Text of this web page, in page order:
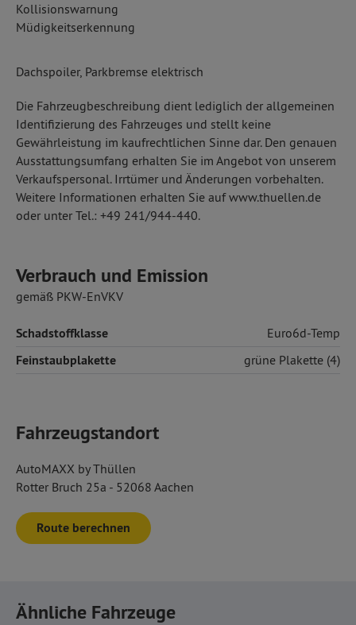
Kollisionswarnung
Müdigkeitserkennung
Dachspoiler, Parkbremse elektrisch
Die Fahrzeugbeschreibung dient lediglich der allgemeinen
Identifizierung des Fahrzeuges und stellt keine
Gewährleistung im kaufrechtlichen Sinne dar. Den genauen
Ausstattungsumfang erhalten Sie im Angebot von unserem
Verkaufspersonal. Irrtümer und Änderungen vorbehalten.
Weitere Informationen erhalten Sie auf www.thuellen.de
oder unter Tel.: +49 241/944-440.
Verbrauch und Emission
gemäß PKW-EnVKV
Schadstoffklasse Euro6d-Temp
Feinstaubplakette grüne Plakette (4)
Fahrzeugstandort
AutoMAXX by Thüllen
Rotter Bruch 25a - 52068 Aachen
Route berechnen
Ähnliche Fahrzeuge